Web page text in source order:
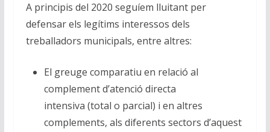
A principis del 2020 seguíem lluitant per
defensar els legítims interessos dels
treballadors municipals, entre altres:
El greuge comparatiu en relació al
complement d’atenció directa
intensiva (total o parcial) i en altres
complements, als diferents sectors d’aquest